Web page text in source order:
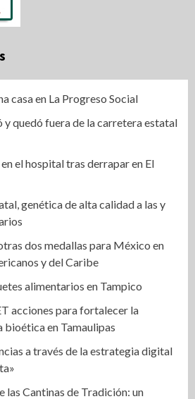
casa en La Progreso Social
quedó fuera de la carretera estatal
el hospital tras derrapar en El
genética de alta calidad a las y
dos medallas para México en
y del Caribe
alimentarios en Tampico
acciones para fortalecer la
en Tamaulipas
a través de la estrategia digital
las Cantinas de Tradición: un